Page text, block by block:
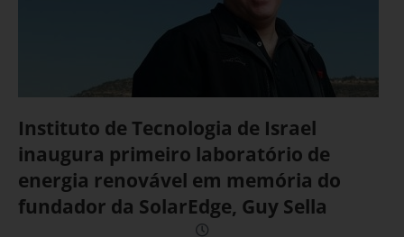
Instituto de Tecnologia de Israel
inaugura primeiro laboratório de
energia renovável em memória do
fundador da SolarEdge, Guy Sella